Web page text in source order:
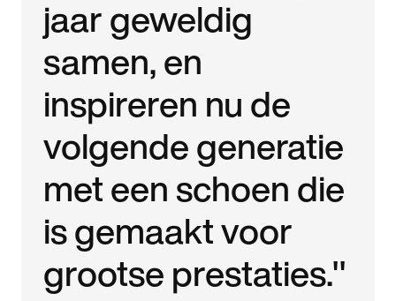
jaar geweldig
samen, en
inspireren nu de
volgende generatie
met een schoen die
is gemaakt voor
grootse prestaties."